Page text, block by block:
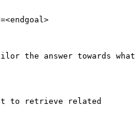
the answer towards what
to retrieve related